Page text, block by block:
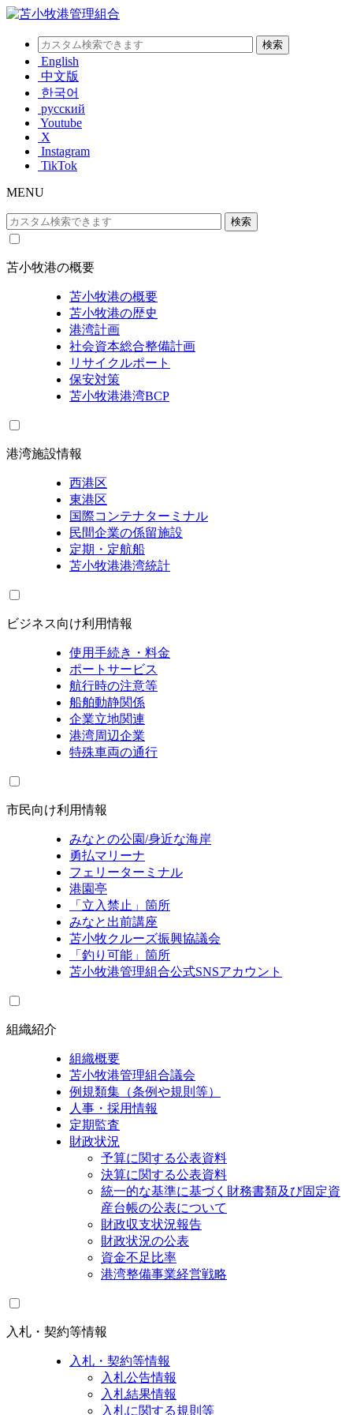
English
中文版
한국어
русский
Youtube
X
Instagram
TikTok
MENU
苫小牧港の概要
苫小牧港の概要
苫小牧港の歴史
港湾計画
社会資本総合整備計画
リサイクルポート
保安対策
苫小牧港港湾BCP
港湾施設情報
西港区
東港区
国際コンテナターミナル
民間企業の係留施設
定期・定航船
苫小牧港港湾統計
ビジネス向け利用情報
使用手続き・料金
ポートサービス
航行時の注意等
船舶動静関係
企業立地関連
港湾周辺企業
特殊車両の通行
市民向け利用情報
みなとの公園/身近な海岸
勇払マリーナ
フェリーターミナル
港園亭
「立入禁止」箇所
みなと出前講座
苫小牧クルーズ振興協議会
「釣り可能」箇所
苫小牧港管理組合公式SNSアカウント
組織紹介
組織概要
苫小牧港管理組合議会
例規類集（条例や規則等）
人事・採用情報
定期監査
財政状況
予算に関する公表資料
決算に関する公表資料
統一的な基準に基づく財務書類及び固定資
産台帳の公表について
財政収支状況報告
財政状況の公表
資金不足比率
港湾整備事業経営戦略
入札・契約等情報
入札・契約等情報
入札公告情報
入札結果情報
入札に関する規則等